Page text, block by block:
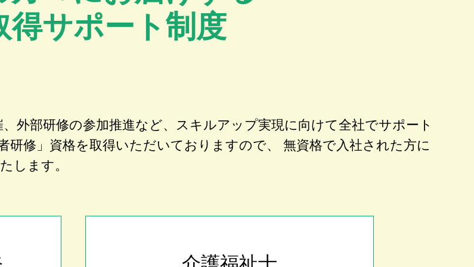
得サポート制度
外部研修の参加推進など、スキルアップ実現に向けて全社でサポート
研修」資格を取得いただいておりますので、 無資格で入社された方に
します。